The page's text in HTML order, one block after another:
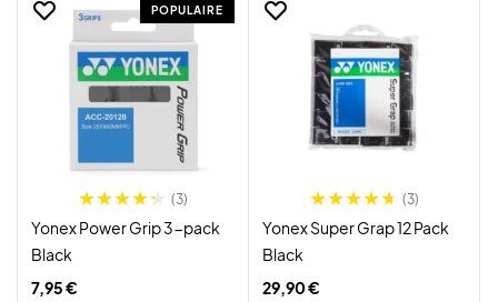
POPULAIRE
(3)
Yonex Power Grip 3-pack
Black
7,95 €
(3)
Yonex Super Grap 12 Pack
Black
29,90 €